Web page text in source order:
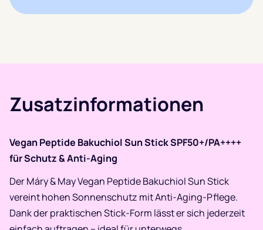
Zusatzinformationen
Vegan Peptide Bakuchiol Sun Stick SPF50+/PA++++
für Schutz & Anti-Aging
Der Máry & May Vegan Peptide Bakuchiol Sun Stick
vereint hohen Sonnenschutz mit Anti-Aging-Pflege.
Dank der praktischen Stick-Form lässt er sich jederzeit